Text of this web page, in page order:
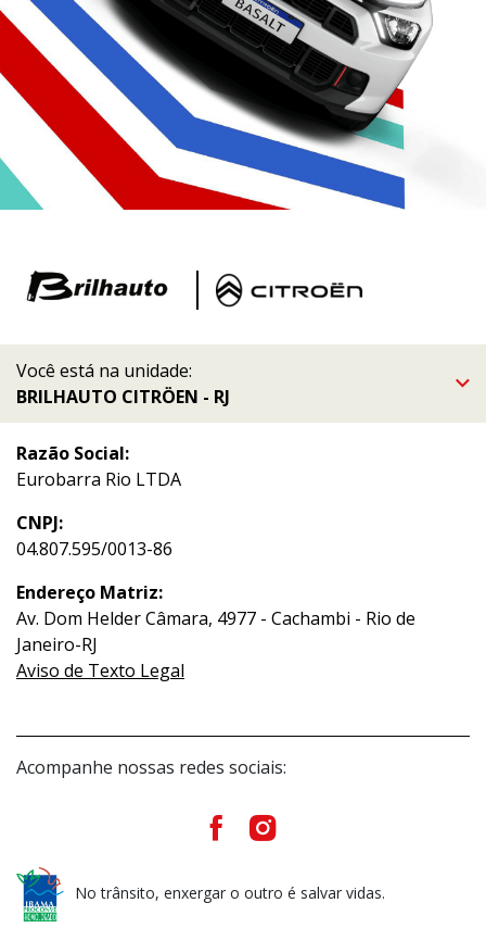
Você está na unidade:
BRILHAUTO CITRÖEN - RJ
Razão Social:
Eurobarra Rio LTDA
CNPJ:
04.807.595/0013-86
Endereço Matriz:
Av. Dom Helder Câmara, 4977 - Cachambi - Rio de
Janeiro-RJ
Aviso de Texto Legal
Acompanhe nossas redes sociais:
No trânsito, enxergar o outro é salvar vidas.